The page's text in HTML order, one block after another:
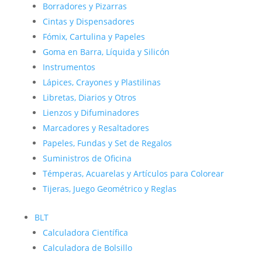
Borradores y Pizarras
Cintas y Dispensadores
Fómix, Cartulina y Papeles
Goma en Barra, Líquida y Silicón
Instrumentos
Lápices, Crayones y Plastilinas
Libretas, Diarios y Otros
Lienzos y Difuminadores
Marcadores y Resaltadores
Papeles, Fundas y Set de Regalos
Suministros de Oficina
Témperas, Acuarelas y Artículos para Colorear
Tijeras, Juego Geométrico y Reglas
BLT
Calculadora Científica
Calculadora de Bolsillo